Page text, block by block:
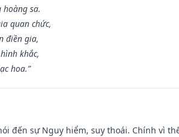
sa.
quan chức,
điền gia,
khắc,
hoa.”
đến sự Nguy hiểm, suy thoái. Chính vì